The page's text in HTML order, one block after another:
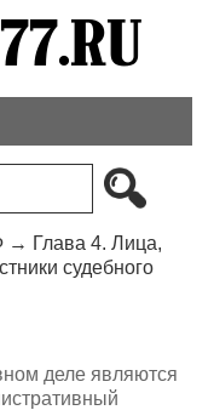
→ Глава 4. Лица,
судебного
деле являются